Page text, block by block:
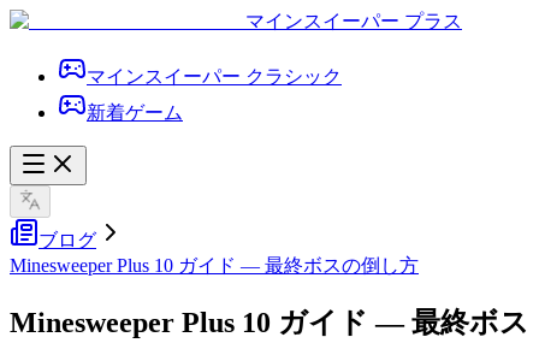
マインスイーパー プラス
マインスイーパー クラシック
新着ゲーム
ブログ
Minesweeper Plus 10 ガイド — 最終ボスの倒し方
Minesweeper Plus 10 ガイド — 最終ボス